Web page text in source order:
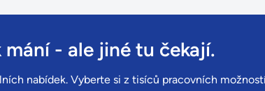
mání- ale jiné tu čekají.
nabídek. Vyberte si z tisíců pracovních